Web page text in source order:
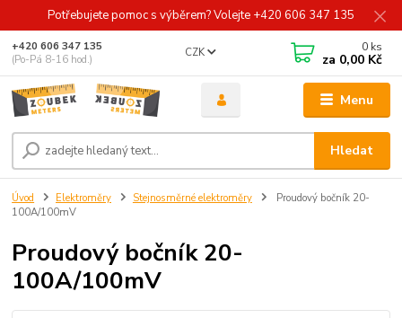
Potřebujete pomoc s výběrem? Volejte +420 606 347 135
Menu
CZK
Hledat
+420 606 347 135
(Po-Pá 8-16 hod.)
0 ks
za 0,00 Kč
Úvod Elektroměry Stejnosměrné elektroměry
Proudový bočník 20-
100A/100mV
Proudový bočník 20-
100A/100mV